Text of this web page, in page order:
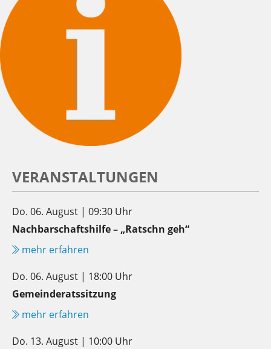
VERANSTALTUNGEN
Do. 06. August | 09:30 Uhr
Nachbarschaftshilfe – „Ratschn geh“
mehr erfahren
Do. 06. August | 18:00 Uhr
Gemeinderatssitzung
mehr erfahren
Do. 13. August | 10:00 Uhr